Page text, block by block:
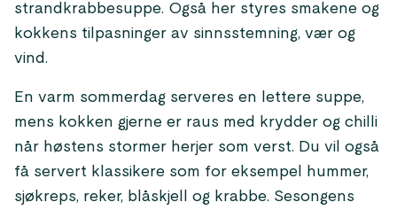
strandkrabbesuppe. Også her styres smakene og
kokkens tilpasninger av sinnsstemning, vær og
vind.
En varm sommerdag serveres en lettere suppe,
mens kokken gjerne er raus med krydder og chilli
når høstens stormer herjer som verst. Du vil også
få servert klassikere som for eksempel hummer,
sjøkreps, reker, blåskjell og krabbe. Sesongens